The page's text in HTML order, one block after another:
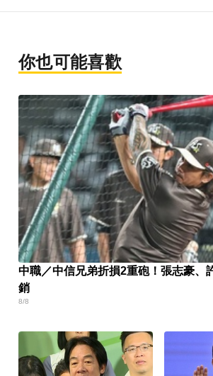
你也可能喜歡
中職／中信兄弟折損2重砲！張志豪、
銷
8/8